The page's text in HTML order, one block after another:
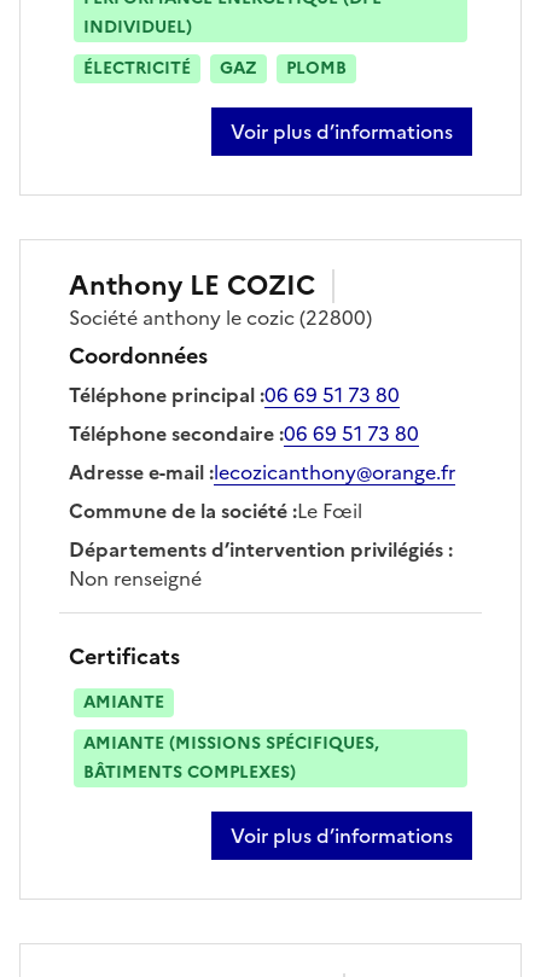
INDIVIDUEL)
ÉLECTRICITÉ
GAZ PLOMB
Voir plus d’informations
sur pierre-marie jouffre
Anthony LE COZIC
Société anthony le cozic(22800)
Coordonnées
Téléphone principal:06 69 51 73 80
Téléphone secondaire:06 69 51 73 80
Adresse e-mail:lecozicanthony@orange.fr
Commune de la société:Le Fœil
Départements d’intervention privilégiés:
Non renseigné
Certificats
AMIANTE
AMIANTE (MISSIONS SPÉCIFIQUES,
BÂTIMENTS COMPLEXES)
Voir plus d’informations
sur anthony le cozic